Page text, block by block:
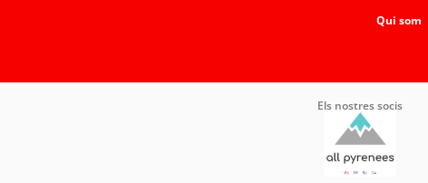
Qui som
Els nostres socis